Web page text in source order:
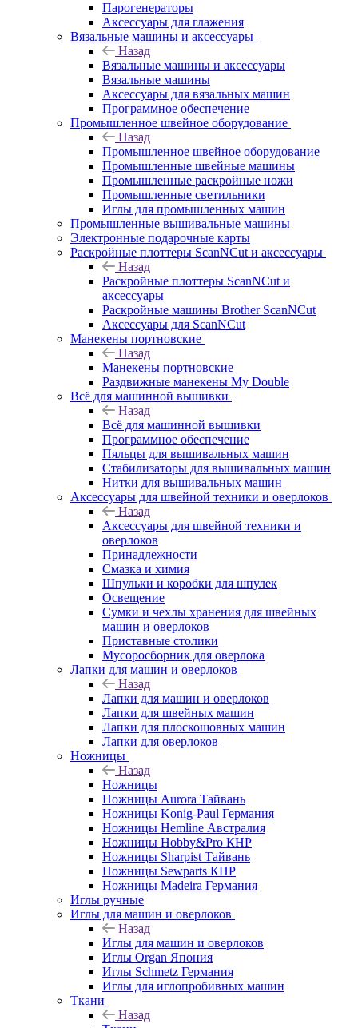
Парогенераторы
Аксессуары для глажения
Вязальные машины и аксессуары
Назад
Вязальные машины и аксессуары
Вязальные машины
Аксессуары для вязальных машин
Программное обеспечение
Промышленное швейное оборудование
Назад
Промышленное швейное оборудование
Промышленные швейные машины
Промышленные раскройные ножи
Промышленные светильники
Иглы для промышленных машин
Промышленные вышивальные машины
Электронные подарочные карты
Раскройные плоттеры ScanNCut и аксессуары
Назад
Раскройные плоттеры ScanNCut и
аксессуары
Раскройные машины Brother ScanNCut
Аксессуары для ScanNCut
Манекены портновские
Назад
Манекены портновские
Раздвижные манекены My Double
Всё для машинной вышивки
Назад
Всё для машинной вышивки
Программное обеспечение
Пяльцы для вышивальных машин
Стабилизаторы для вышивальных машин
Нитки для вышивальных машин
Аксессуары для швейной техники и оверлоков
Назад
Аксессуары для швейной техники и
оверлоков
Принадлежности
Смазка и химия
Шпульки и коробки для шпулек
Освещение
Сумки и чехлы хранения для швейных
машин и оверлоков
Приставные столики
Мусоросборник для оверлока
Лапки для машин и оверлоков
Назад
Лапки для машин и оверлоков
Лапки для швейных машин
Лапки для плоскошовных машин
Лапки для оверлоков
Ножницы
Назад
Ножницы
Ножницы Aurora Тайвань
Ножницы Konig-Paul Германия
Ножницы Hemline Австралия
Ножницы Hobby&Pro КНР
Ножницы Sharpist Тайвань
Ножницы Sewparts КНР
Ножницы Madeira Германия
Иглы ручные
Иглы для машин и оверлоков
Назад
Иглы для машин и оверлоков
Иглы Organ Япония
Иглы Schmetz Германия
Иглы для иглопробивных машин
Ткани
Назад